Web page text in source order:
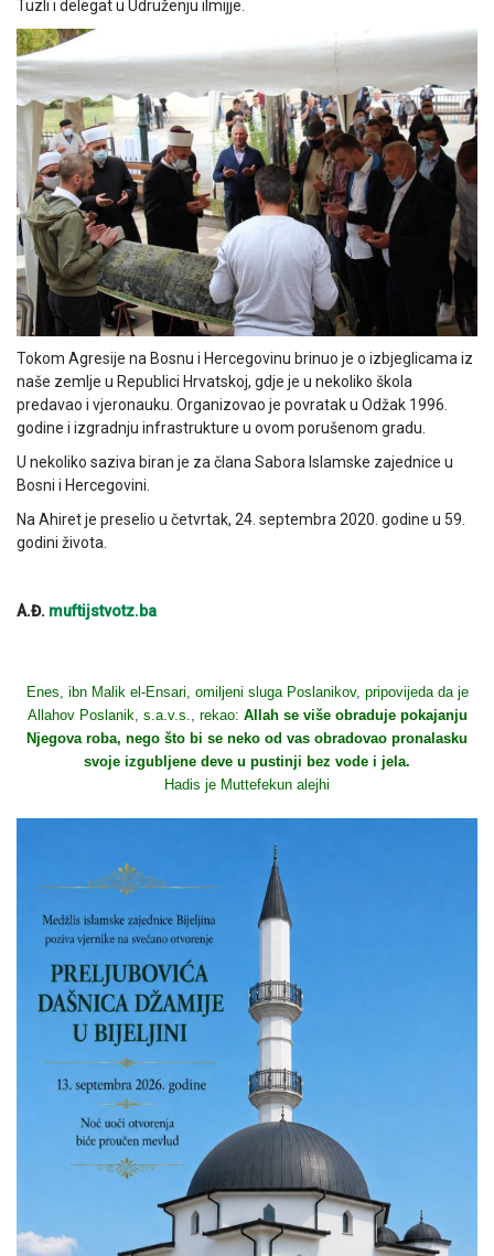
Tuzli i delegat u Udruženju ilmijje.
Tokom Agresije na Bosnu i Hercegovinu brinuo je o izbjeglicama iz
naše zemlje u Republici Hrvatskoj, gdje je u nekoliko škola
predavao i vjeronauku. Organizovao je povratak u Odžak 1996.
godine i izgradnju infrastrukture u ovom porušenom gradu.
U nekoliko saziva biran je za člana Sabora Islamske zajednice u
Bosni i Hercegovini.
Na Ahiret je preselio u četvrtak, 24. septembra 2020. godine u 59.
godini života.
A.Đ. muftijstvotz.ba
Enes, ibn Malik el-Ensari, omiljeni sluga Poslanikov, pripovijeda da je
Allahov Poslanik, s.a.v.s., rekao: Allah se više obraduje pokajanju
Njegova roba, nego što bi se neko od vas obradovao pronalasku
svoje izgubljene deve u pustinji bez vode i jela.
Hadis je Muttefekun alejhi